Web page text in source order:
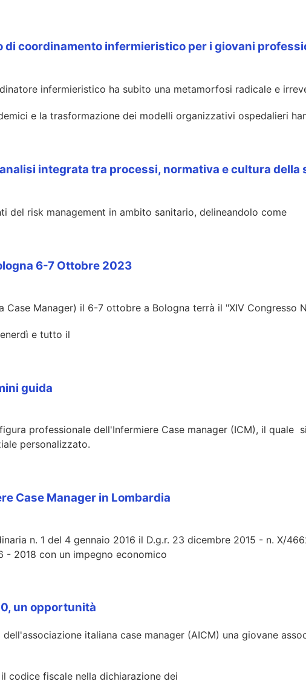
di coordinamento infermieristico per i giovani
infermieristico ha subito una metamorfosi radicale e
e la trasformazione dei modelli organizzativi ospedalieri
integrata tra processi, normativa e cultura della
del risk management in ambito sanitario, delineandolo come
6-7 Ottobre 2023
Manager) il 6-7 ottobre a Bologna terrà il "XIV Congresso
e tutto il
guida
professionale dell'Infermiere Case manager (ICM), il quale
personalizzato.
Case Manager in Lombardia
n. 1 del 4 gennaio 2016 il D.g.r. 23 dicembre 2015 - n. X/
- 2018 con un impegno economico
un opportunità
italiana case manager (AICM) una giovane
codice fiscale nella dichiarazione dei